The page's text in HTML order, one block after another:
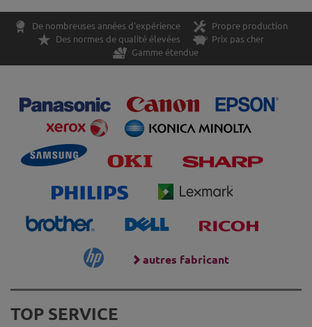
De nombreuses années d'expérience
Propre production
Des normes de qualité élevées
Prix pas cher
Gamme étendue
autres fabricant
TOP SERVICE